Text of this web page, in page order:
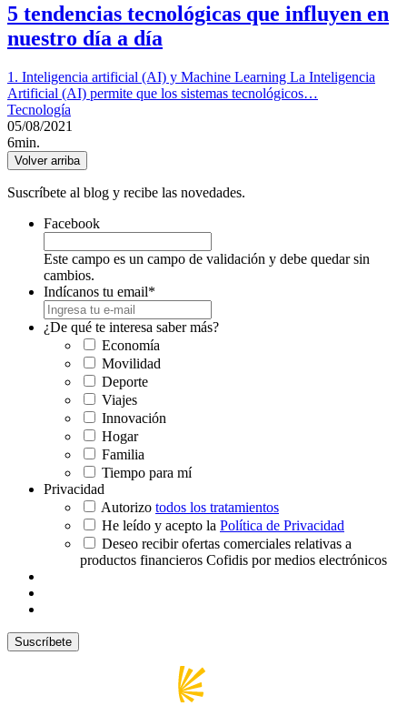
5 tendencias tecnológicas que influyen en
nuestro día a día
1. Inteligencia artificial (AI) y Machine Learning La Inteligencia
Artificial (AI) permite que los sistemas tecnológicos…
Tecnología
05/08/2021
6min.
Volver arriba
Suscríbete al blog y recibe las novedades.
Facebook
Este campo es un campo de validación y debe quedar sin
cambios.
Indícanos tu email*
¿De qué te interesa saber más?
Economía
Movilidad
Deporte
Viajes
Innovación
Hogar
Familia
Tiempo para mí
Privacidad
Autorizo todos los tratamientos
He leído y acepto la Política de Privacidad
Deseo recibir ofertas comerciales relativas a
productos financieros Cofidis por medios electrónicos